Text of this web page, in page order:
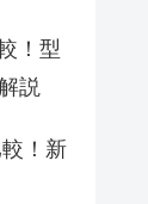
！型
説
！新